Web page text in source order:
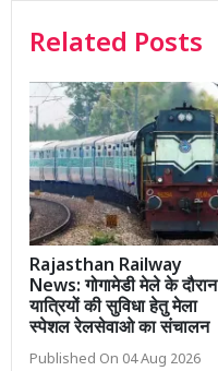
Related Posts
Rajasthan Railway
News: गोगामेडी मेले के दौरान
यात्रियों की सुविधा हेतु मेला
स्पेशल रेलसेवाओ का संचालन
Published On 04 Aug 2026